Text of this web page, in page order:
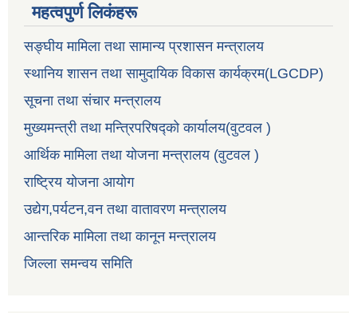
महत्वपुर्ण लिकंहरू
सङ्घीय मामिला तथा सामान्य प्रशासन मन्त्रालय
स्थानिय शासन तथा सामुदायिक विकास कार्यक्रम(LGCDP)
सूचना तथा संचार मन्त्रालय
मुख्यमन्त्री तथा मन्त्रिपरिषद्को कार्यालय(वुटवल )
आर्थिक मामिला तथा योजना मन्त्रालय (वुटवल )
राष्ट्रिय योजना आयोग
उद्येग,पर्यटन,वन तथा वातावरण मन्त्रालय
आन्तरिक मामिला तथा कानून मन्त्रालय
जिल्ला समन्वय समिति